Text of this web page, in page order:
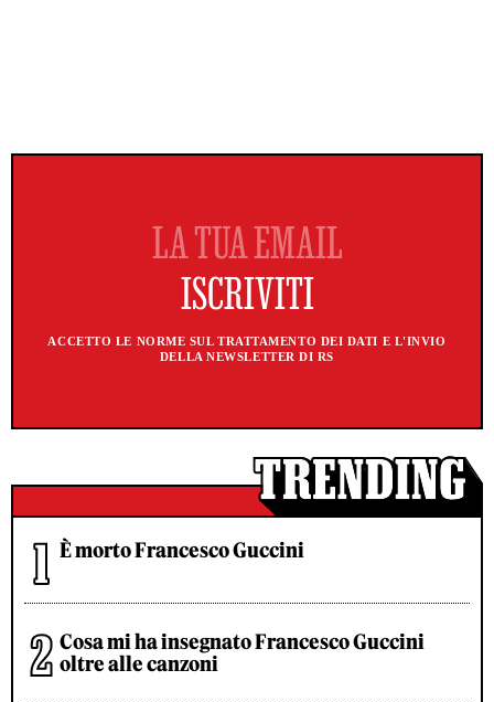
ACCETTO LE NORME SUL TRATTAMENTO DEI DATI E L'INVIO
DELLA NEWSLETTER DI RS
È morto Francesco Guccini
Cosa mi ha insegnato Francesco Guccini
oltre alle canzoni